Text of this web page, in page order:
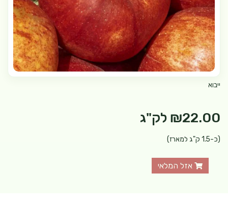
ייבוא
₪22.00 לק"ג
(כ-1.5 ק"ג למארז)
אזל המלאי